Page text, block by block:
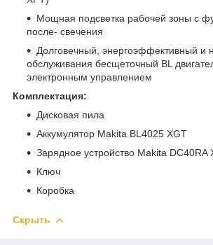
Мощная подсветка рабочей зоны с
после- свечения
Долговечный, энергоэффективный и
обслуживания бесщеточный BL
электронным управлением
Комплектация:
Дисковая пила
Аккумулятор Makita BL4025 XGT
Зарядное устройство Makita DC40RA
Ключ
Коробка
Скрыть